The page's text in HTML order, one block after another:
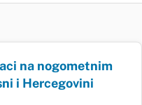
na nogometnim
i Hercegovini